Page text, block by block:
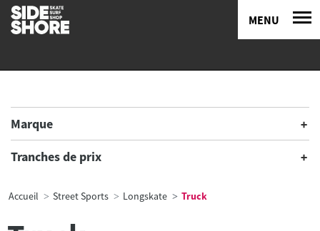
MENU
Marque
Tranches de prix
Accueil Street Sports Longskate Truck